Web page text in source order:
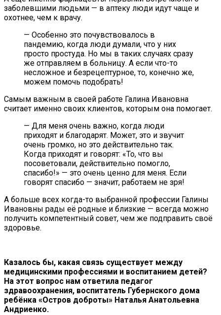
заболевшими людьми — в аптеку люди идут чаще и
охотнее, чем к врачу.
— Особенно это почувствовалось в
пандемию, когда люди думали, что у них
просто простуда. Но мы в таких случаях сразу
же отправляем в больницу. А если что-то
несложное и безрецептурное, то, конечно же,
можем помочь подобрать!
Самым важным в своей работе Галина Ивановна
считает именно своих клиентов, которым она помогает.
— Для меня очень важно, когда люди
приходят и благодарят. Может, это и звучит
очень громко, но это действительно так.
Когда приходят и говорят: «То, что вы
посоветовали, действительно помогло,
спасибо!» — это очень ценно для меня. Если
говорят спасибо — значит, работаем не зря!
А больше всех когда-то выбранной профессии Галины
Ивановны рады её родные и близкие — всегда можно
получить компетентный совет, чем же подправить своё
здоровье.
Казалось бы, какая связь существует между
медицинскими профессиями и воспитанием детей?
На этот вопрос нам ответила педагог
здравоохранения, воспитатель Губернского дома
ребёнка «Остров доброты» Наталья Анатольевна
Андриенко.